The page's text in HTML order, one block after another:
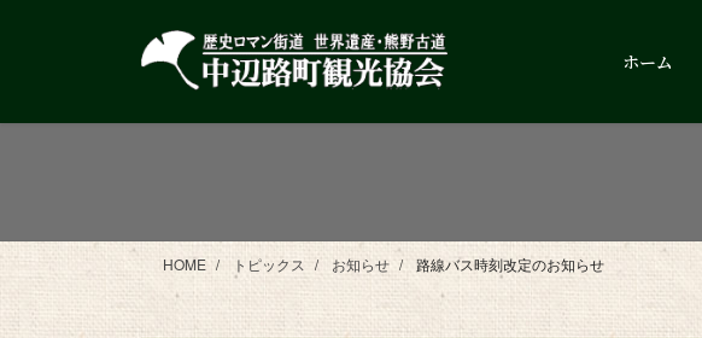
ツ
シ
移
ホーム
HOME トピックス お知らせ 路線バス時刻改定のお知らせ